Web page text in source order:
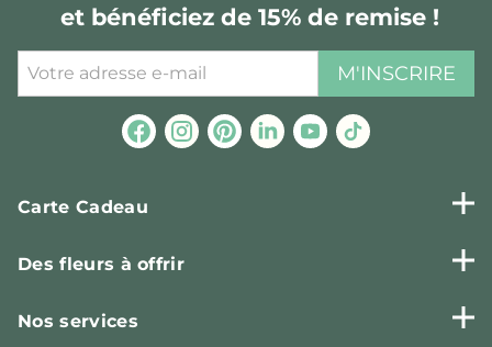
et bénéficiez de 15% de remise !
M'INSCRIRE
Carte Cadeau
Des fleurs à offrir
Nos services